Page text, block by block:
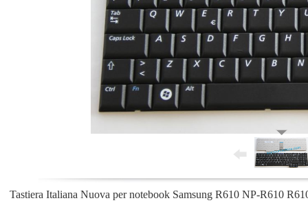
Tastiera Italiana Nuova per notebook Samsung R610 NP-R610